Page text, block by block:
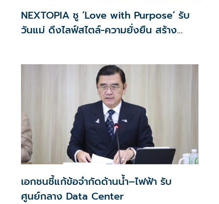
NEXTOPIA ชู ‘Love with Purpose’ รับ
วันแม่ ดึงไลฟ์สไตล์-ความยั่งยืน สร้าง
เอกชนชี้แก้ข้อจำกัดด้านน้ำ–ไฟฟ้า รับ
ศูนย์กลาง Data Center